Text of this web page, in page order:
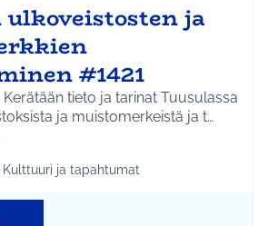
ja
#1421
Kerätään tieto ja tarinat Tuusulassa
ja muistomerkeistä ja t…
mukaan: Koko Tuusula
tulokset teeman mukaan: Kulttuuri ja
Kulttuuri ja tapahtumat